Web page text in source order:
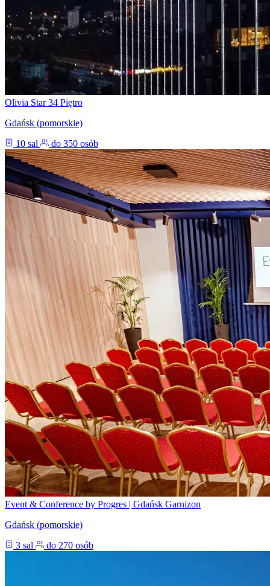
Olivia Star 34 Piętro
Gdańsk (pomorskie)
10 sal
do 350 osób
Event & Conference by Progres | Gdańsk Garnizon
Gdańsk (pomorskie)
3 sal
do 270 osób